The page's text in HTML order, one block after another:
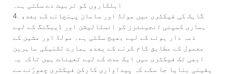
اہلکاروں کو تربیت دے سکتی ہے۔
4. گاہک کی فیکٹری میں مولڈ اور سامان پہنچانے کے بعد،
ہماری کمپنی انجینئرز کو انسٹالیشن اور ڈیبگنگ کے لیے
ذمہ دار ہونے کے لیے بھیج سکتی ہے۔ مولڈ اور مشین کے
معمول کے مطابق کام کرنے کے بعد، ہمارے تکنیکی ماہرین
ابھی تک فیکٹری میں ایک مدت کے لیے تعینات ہیں تاکہ یہ
یقینی بنایا جا سکے کہ پیداواری کارکن فیکٹری چھوڑنے سے